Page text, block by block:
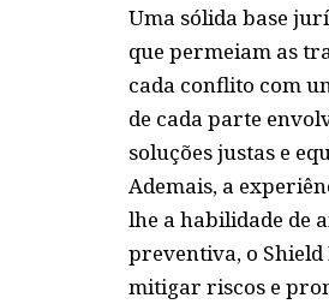
Uma sólida base
que permeiam as
cada conflito com
de cada parte
soluções justas e
Ademais, a
lhe a habilidade de
preventiva, o
mitigar riscos e